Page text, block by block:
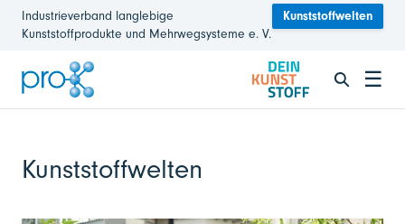
Industrieverband langlebige
Kunststoffprodukte und Mehrwegsysteme e. V.
Kunststoffwelten
☰
Kunststoffwelten